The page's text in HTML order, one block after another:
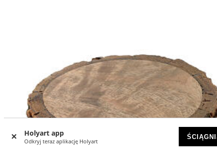
Holyart app
Odkryj teraz aplikację Holyart